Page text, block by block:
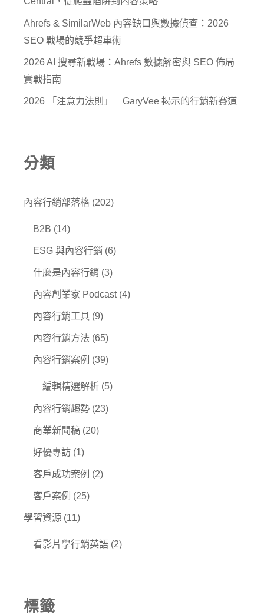
Ahrefs & SimilarWeb 內容缺口與數據偵查：2026
SEO 戰場的競爭超車術
2026 AI 搜尋新戰場：Ahrefs 數據解密與 SEO 佈局
實戰指南
2026 「注意力法則」 GaryVee 揭示的行銷新賽道
分類
內容行銷部落格 (202)
B2B (14)
ESG 與內容行銷 (6)
什麼是內容行銷 (3)
內容創業家 Podcast(4)
內容行銷工具 (9)
內容行銷方法 (65)
內容行銷案例 (39)
編輯精選解析 (5)
內容行銷趨勢 (23)
商業新聞稿 (20)
好優專訪 (1)
客戶成功案例 (2)
客戶案例 (25)
學習資源 (11)
看影片學行銷英語 (2)
標籤